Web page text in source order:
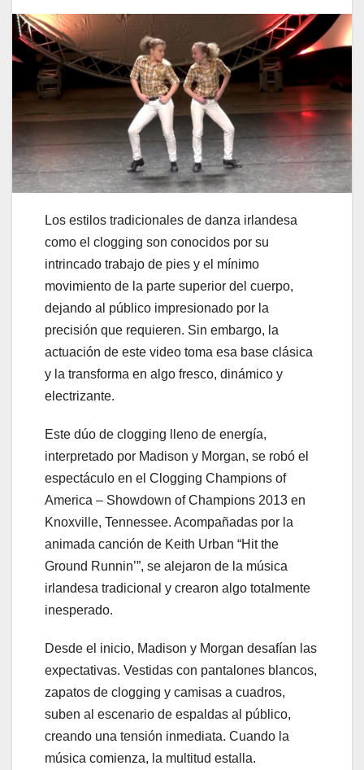
Los estilos tradicionales de danza irlandesa
como el clogging son conocidos por su
intrincado trabajo de pies y el mínimo
movimiento de la parte superior del cuerpo,
dejando al público impresionado por la
precisión que requieren. Sin embargo, la
actuación de este video toma esa base clásica
y la transforma en algo fresco, dinámico y
electrizante.
Este dúo de clogging lleno de energía,
interpretado por Madison y Morgan, se robó el
espectáculo en el Clogging Champions of
America – Showdown of Champions 2013 en
Knoxville, Tennessee. Acompañadas por la
animada canción de Keith Urban “Hit the
Ground Runnin’”, se alejaron de la música
irlandesa tradicional y crearon algo totalmente
inesperado.
Desde el inicio, Madison y Morgan desafían las
expectativas. Vestidas con pantalones blancos,
zapatos de clogging y camisas a cuadros,
suben al escenario de espaldas al público,
creando una tensión inmediata. Cuando la
música comienza, la multitud estalla.